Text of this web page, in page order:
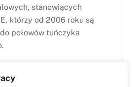
stanowiących
którzy od 2006 roku są
połowów tuńczyka
ICCAT, z
Italian
Romanian
Spanish